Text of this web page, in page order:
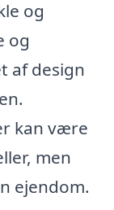
og
og
af design
kan være
men
ejendom.